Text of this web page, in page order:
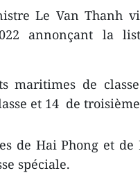
Le Van Thanh
annonçant la
maritimes de
et 14 de
de Hai Phong et de
spéciale.